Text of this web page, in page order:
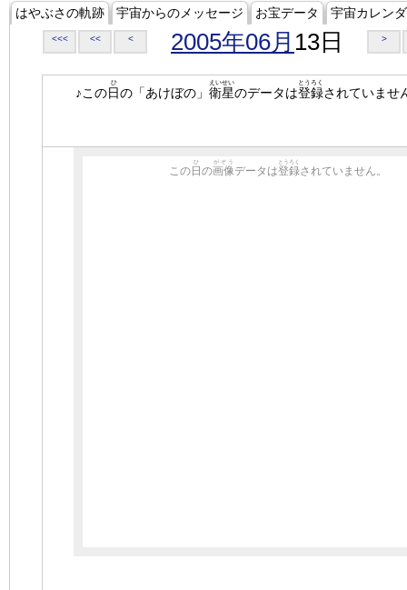
はやぶさの軌跡 宇宙からのメッセージ お宝データ 宇宙カレン
<<< << < 2005年06月 13日 >
♪この日
ひ
の「あけぼの」 衛星
えいせい
のデータは登録
とうろく
されていませ
この 日
ひ
の画像
がぞう
データは登録
とうろく
されていません。